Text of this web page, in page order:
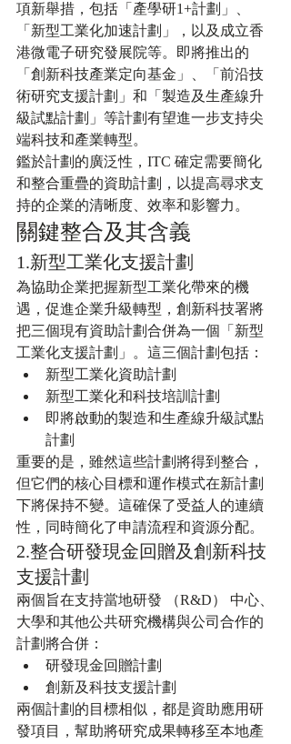
項新舉措，包括「產學研1+計劃」、
「新型工業化加速計劃」，以及成立香
港微電子研究發展院等。即將推出的
「創新科技產業定向基金」、「前沿技
術研究支援計劃」和「製造及生產線升
級試點計劃」等計劃有望進一步支持尖
端科技和產業轉型。
鑑於計劃的廣泛性，ITC 確定需要簡化
和整合重疊的資助計劃，以提高尋求支
持的企業的清晰度、效率和影響力。
關鍵整合及其含義
1.新型工業化支援計劃
為協助企業把握新型工業化帶來的機
遇，促進企業升級轉型，創新科技署將
把三個現有資助計劃合併為一個「新型
工業化支援計劃」。這三個計劃包括：
新型工業化資助計劃
新型工業化和科技培訓計劃
即將啟動的製造和生產線升級試點
計劃
重要的是，雖然這些計劃將得到整合，
但它們的核心目標和運作模式在新計劃
下將保持不變。這確保了受益人的連續
性，同時簡化了申請流程和資源分配。
2.整合研發現金回贈及創新科技
支援計劃
兩個旨在支持當地研發 （R&D） 中心、
大學和其他公共研究機構與公司合作的
計劃將合併：
研發現金回贈計劃
創新及科技支援計劃
兩個計劃的目標相似，都是資助應用研
發項目，幫助將研究成果轉移至本地產